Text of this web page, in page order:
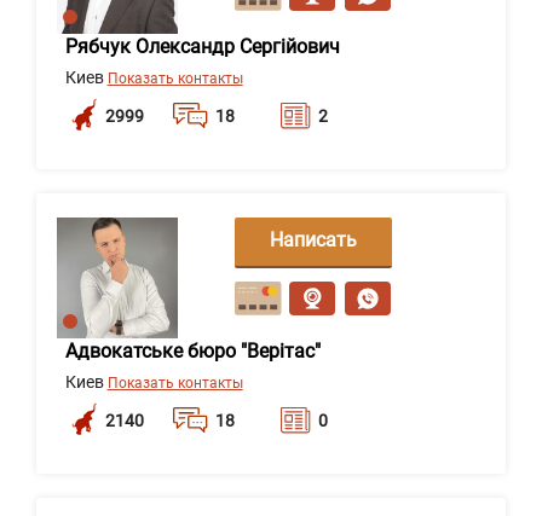
Рябчук Олександр Сергійович
Киев Показать контакты
2999 18 2
Адвокатське бюро "Верітас"
Киев Показать контакты
2140 18 0
Написать
сообщение